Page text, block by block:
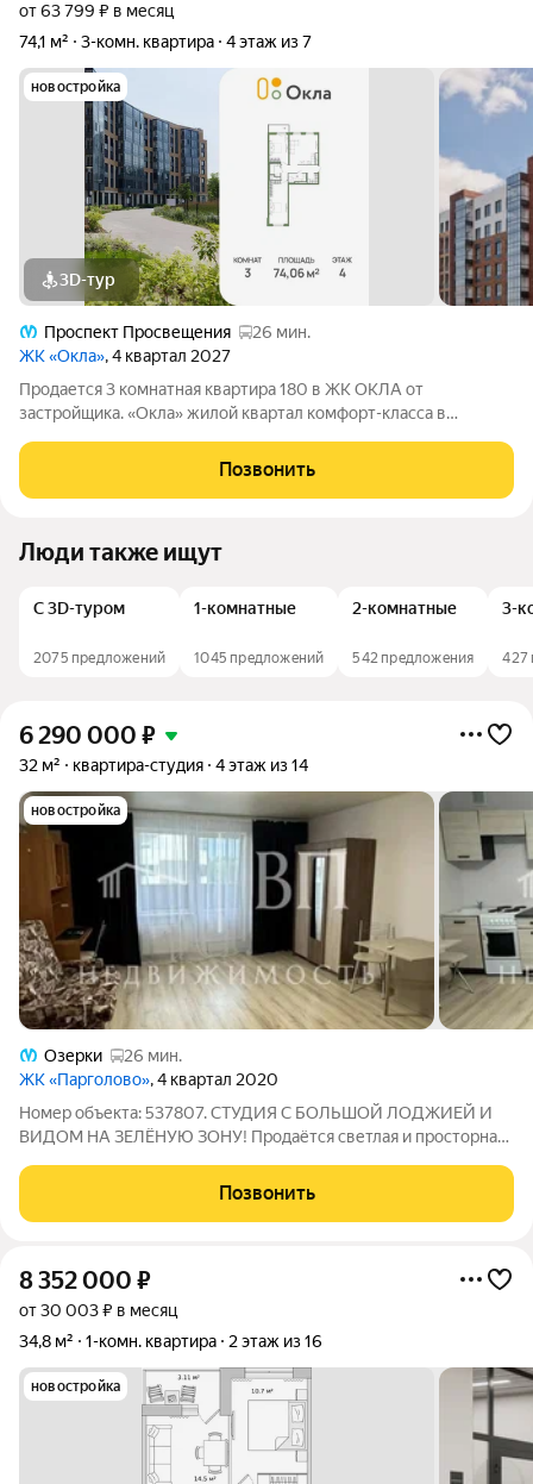
от 63 799 ₽ в месяц
74,1 м²
3-комн. квартира 4 этаж из 7
новостройка
3D-тур
Проспект Просвещения
26 мин.
ЖК «Окла», 4 квартал 2027
Продается 3 комнатная квартира 180 в ЖК ОКЛА от
застpойщикa. «Окла» жилой квартал комфорт-класса в
окружении парков и озёр с развитой инфраструктурой.
Первые корпуса уже сданы и заселены. Удобная
Позвонить
Люди также ищут
С 3D-туром
2075 предложений
1-комнатные
1045 предложений
2-комнатные
542 предложения
3-
427
6 290 000 ₽
32 м² квартира-студия 4 этаж из 14
новостройка
Озерки
26 мин.
ЖК «Парголово», 4 квартал 2020
Номер объекта: 537807. СТУДИЯ С БОЛЬШОЙ ЛОДЖИЕЙ И
ВИДОМ НА ЗЕЛЁНУЮ ЗОНУ! Продаётся светлая и просторная
вариант как для собственного проживания, так и для выгодной
сдачи в аренду.
Позвонить
8 352 000 ₽
от 30 003 ₽ в месяц
34,8 м²
1-комн. квартира 2 этаж из 16
новостройка